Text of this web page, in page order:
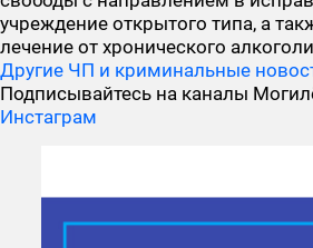
учреждение открытого типа, а
лечение от хронического
Другие ЧП и криминальные
Подписывайтесь на каналы
Инстаграм